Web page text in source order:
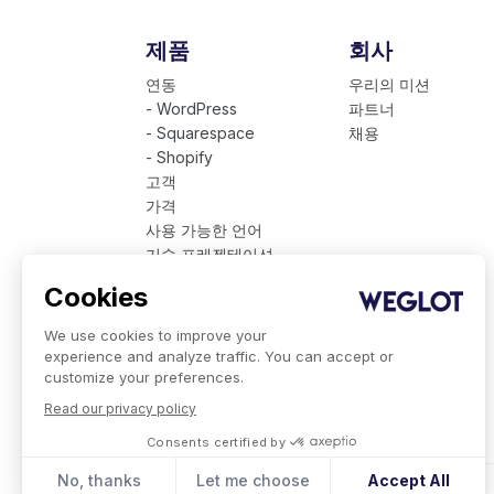
Cookies
We use cookies to improve your
experience and analyze traffic. You can accept or
customize your preferences.
Read our privacy policy
Consents certified by
No, thanks Let me choose Accept All
제품
연동
- WordPress
- Squarespace
- Shopify
고객
가격
사용 가능한 언어
기술 프레젠테이션
회사
우리의 미션
파트너
채용